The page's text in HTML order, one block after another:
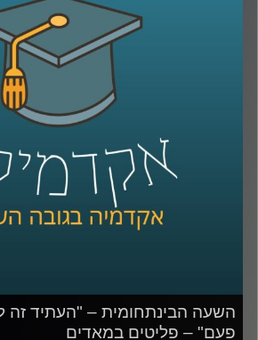
לאתגרים האדירים בפניהם
התחבורה והדיור ולסיפורים
AudioVersity
השעה הבינתחומית – "העתיד זה
פעם" – פליטים במאדים